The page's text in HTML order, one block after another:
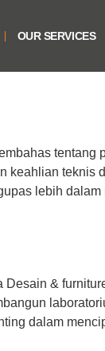
OUR SERVICES
tentang
keahlian teknis
lebih
&
dalam